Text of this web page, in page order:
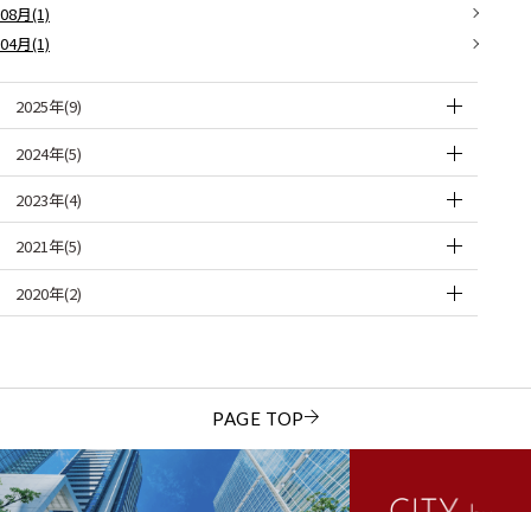
08月(1)
04月(1)
2025年(9)
2024年(5)
2023年(4)
2021年(5)
2020年(2)
PAGE TOP